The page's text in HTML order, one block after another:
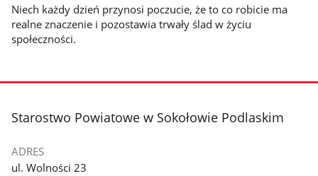
Niech każdy dzień przynosi poczucie, że to co robicie ma
realne znaczenie i pozostawia trwały ślad w życiu
społeczności.
stopka
Starostwo Powiatowe w Sokołowie Podlaskim
ADRES
ul. Wolności 23